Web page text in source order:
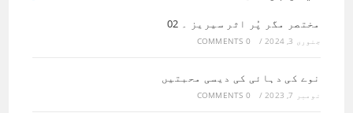
مختصر مگر پُر اثر سیریز ۔ 02
جنوری 3, 2024 /
0 COMMENTS
نوے کی دہائی کی دیسی محبتیں
نومبر 7, 2023 /
0 COMMENTS